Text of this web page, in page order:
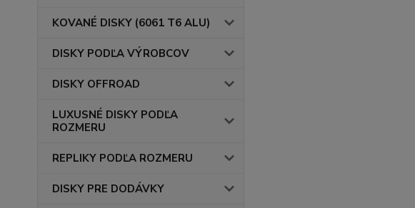
KOVANÉ DISKY (6061 T6 ALU)
DISKY PODĽA VÝROBCOV
DISKY OFFROAD
LUXUSNÉ DISKY PODĽA
ROZMERU
REPLIKY PODĽA ROZMERU
DISKY PRE DODÁVKY